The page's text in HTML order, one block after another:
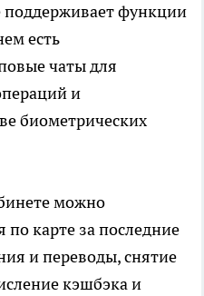
функции
есть
чаты для
и
биометрических
можно
по карте за последние
и переводы, снятие
кэшбэка и